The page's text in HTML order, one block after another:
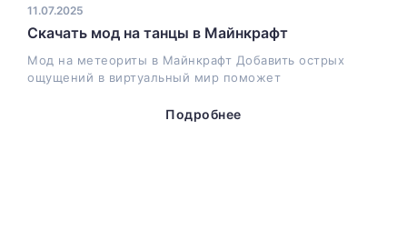
Скачать мод на танцы в Майнкрафт
Мод на метеориты в Майнкрафт Добавить острых
ощущений в виртуальный мир поможет
Подробнее
11.07.2025